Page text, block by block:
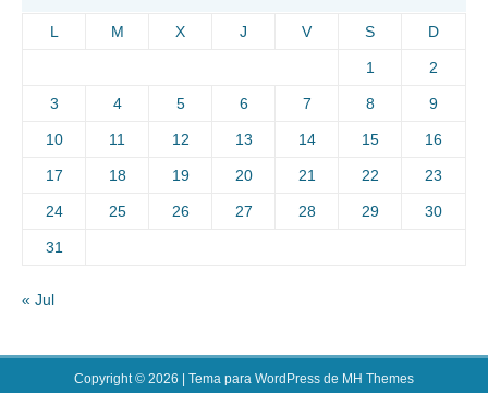
L M X J V S D
1 2
3 4 5 6 7 8 9
10 11 12 13 14 15 16
17 18 19 20 21 22 23
24 25 26 27 28 29 30
31
« Jul
Copyright © 2026 | Tema para WordPress de MH Themes